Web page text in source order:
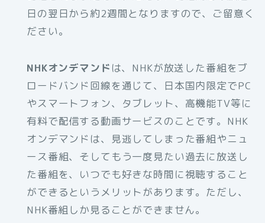
日の翌日から約2週間となりますので、ご留意く
ださい。
NHKオンデマンド は、NHKが放送した番組をブ
ロードバンド回線を通じて、日本国内限定でPC
やスマートフォン、タブレット、高機能TV等に
有料で配信する動画サービスのことです。NHK
オンデマンドは、見逃してしまった番組やニュ
ース番組、そしてもう一度見たい過去に放送し
た番組を、いつでも好きな時間に視聴すること
ができるというメリットがあります。ただし、
NHK番組しか見ることができません。